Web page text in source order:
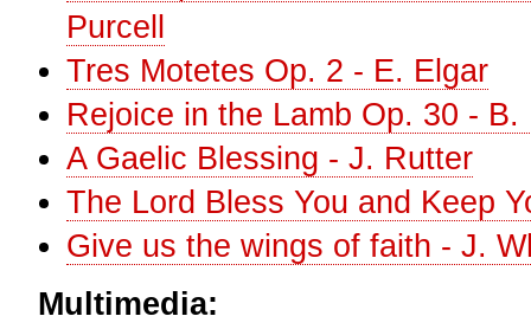
Purcell
Tres Motetes Op. 2 - E. Elgar
Rejoice in the Lamb Op. 30 - B.
A Gaelic Blessing - J. Rutter
The Lord Bless You and Keep
Give us the wings of faith - J.
Multimedia: